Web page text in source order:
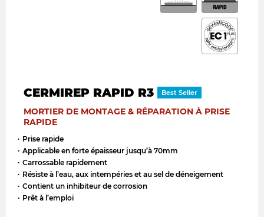
CERMIREP RAPID R3 Best Seller
MORTIER DE MONTAGE & RÉPARATION À PRISE
RAPIDE
Prise rapide
Applicable en forte épaisseur jusqu’à 70mm
Carrossable rapidement
Résiste à l’eau, aux intempéries et au sel de déneigement
Contient un inhibiteur de corrosion
Prêt à l’emploi